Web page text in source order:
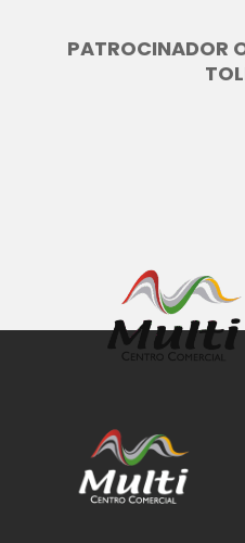
PATROCINADOR